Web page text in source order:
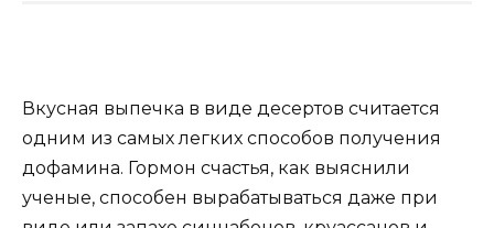
Вкусная выпечка в виде десертов считается
одним из самых легких способов получения
дофамина. Гормон счастья, как выяснили
ученые, способен вырабатываться даже при